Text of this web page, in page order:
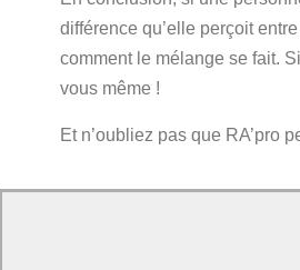
différence qu’elle perçoit
comment le mélange se fait.
vous même !
Et n’oubliez pas que RA’pro